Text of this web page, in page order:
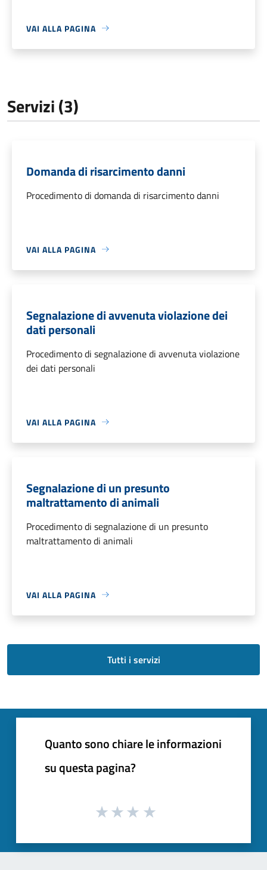
VAI ALLA PAGINA
Servizi (3)
Domanda di risarcimento danni
Procedimento di domanda di risarcimento danni
VAI ALLA PAGINA
Segnalazione di avvenuta violazione dei
dati personali
Procedimento di segnalazione di avvenuta violazione
dei dati personali
VAI ALLA PAGINA
Segnalazione di un presunto
maltrattamento di animali
Procedimento di segnalazione di un presunto
maltrattamento di animali
VAI ALLA PAGINA
Tutti i servizi
Quanto sono chiare le informazioni
su questa pagina?